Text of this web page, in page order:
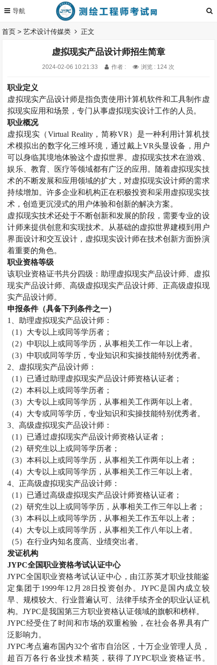
首页 >艺术设计传媒类 正文
虚拟现实产品设计师招生简章
2024-02-06 10:21:33 作者 : 浏览 : 124 次
职业定义
虚拟现实产品设计师是指负责使用计算机软件和工具制作虚
拟现实应用和场景，专门从事虚拟现实设计工作的人员。
职业概况
虚拟现实（Virtual Reality，简称VR ）是一种利用计算机技
术模拟出的数字化三维环境，通过戴上VR头显设备，用户
可以身临其境地体验这个虚拟世界。虚拟现实技术在游戏、
娱乐、教育、医疗等领域都有广泛的应用。随着虚拟现实技
术的不断发展和应用领域的扩大，对虚拟现实设计师的需求
持续增加。许多企业和机构正在积极投资和采用虚拟现实技
术，创造更沉浸式的用户体验和创新的解决方案。
虚拟现实技术还处于不断创新和发展的阶段，需要专业的设
计师来提供创意和实现技术。从基础的虚拟世界建模到用户
界面设计和交互设计，虚拟现实设计师在技术创新方面扮演
着重要的角色。
职业资格等级
该职业资格证书共分四级：助理虚拟现实产品设计师、虚拟
现实产品设计师、高级虚拟现实产品设计师、正高级虚拟现
实产品设计师。
申报条件（具备下列条件之一）
1
、助理虚拟现实产品设计师：
（1 ）大专以上或同等学历者；
（2）中职以上或同等学历，从事相关工作一年以上者。
（3）中职或同等学历，专业知识和实操技能特别优秀者。
2 、虚拟现实产品设计师：
（1 ）已通过助理虚拟现实产品设计师资格认证者；
（2）本科以上或同等学历者；
（3）大专以上或同等学历，从事相关工作两年以上者。
（4）大专或同等学历，专业知识和实操技能特别优秀者。
3 、高级虚拟现实产品设计师：
（1 ）已通过虚拟现实产品设计师资格认证者；
（2）研究生以上或同等学历者；
（3）本科以上或同等学历，从事相关工作两年以上者；
（4）大专以上或同等学历，从事相关工作三年以上者。
4 、正高级虚拟现实产品设计师：
（1 ）已通过高级虚拟现实产品设计师资格认证者；
（2）研究生以上或同等学历，从事相关工作三年以上者；
（3）本科以上或同等学历，从事相关工作五年以上者；
（4）大专以上或同等学历，从事相关工作八年以上者。
（5）在行业内知名度高、业绩突出者。
发证机构
JYPC全国职业资格考试认证中心
JYPC全国职业资格考试认证中心，由江苏英才职业技能鉴
定集团于1999年12 月 28日投资创办。 JYPC是国内成立较
早、规模较大、行业普遍认可、法律手续齐全的职业认证机
构。JYPC是我国第三方职业资格认证领域的旗帜和榜样。
JYPC经受住了时间和市场的双重检验，在社会各界具有广
泛影响力。
JYPC考点遍布国内32个省市自治区，十万企业管理人员，
超百万各行各业技术精英，获得了JYPC职业资格证书。